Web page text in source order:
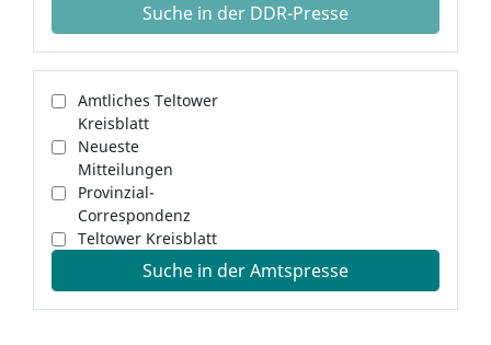
Suche in der DDR-Presse
Amtliches Teltower
Kreisblatt
Neueste
Mitteilungen
Provinzial-
Correspondenz
Teltower Kreisblatt
Suche in der Amtspresse